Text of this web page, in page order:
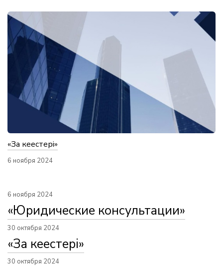
«Заң кеңестері»
6 ноября 2024
6 ноября 2024
«Юридические консультации»
30 октября 2024
«Заң кеңестері»
30 октября 2024